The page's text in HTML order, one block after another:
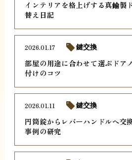
インテリアを格上げする真鍮製
替え日記
部屋の用途に合わせて選ぶドア
付けのコツ
2026.01.17 鍵交換
円筒錠からレバーハンドルへ交
事例の研究
2026.01.11 鍵交換